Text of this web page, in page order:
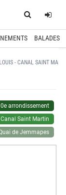
BALADES
- CANAL SAINT
arrondissement
Saint Martin
de Jemmapes